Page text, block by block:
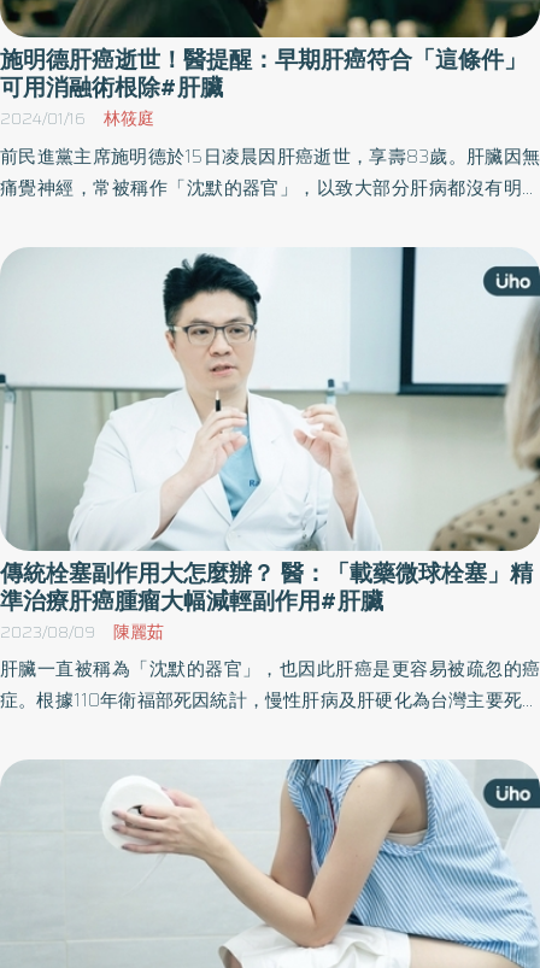
施明德肝癌逝世！醫提醒：早期肝癌符合「這條件」
可用消融術根除#肝臟
2024/01/16 林筱庭
前民進黨主席施明德於15日凌晨因肝癌逝世，享壽83歲。肝臟因無
痛覺神經，常被稱作「沈默的器官」，以致大部分肝病都沒有明顯
科主治醫師張經緯表示，早期肝癌患者可透過「消融術」進行病灶
根除治療，提供切除外的選擇。
傳統栓塞副作用大怎麼辦？ 醫：「載藥微球栓塞」精
準治療肝癌腫瘤大幅減輕副作用#肝臟
2023/08/09 陳麗茹
肝臟一直被稱為「沈默的器官」，也因此肝癌是更容易被疏忽的癌
症。根據110年衛福部死因統計，慢性肝病及肝硬化為台灣主要死因
常多元，醫師表示，對中晚期患者，以合併療法來保存患者肝臟功
能並維持生活品質，是治療上的重要方向。 肝臟由於幾乎沒有神
經，因此早期病變警訊往往只有倦怠感類似感冒的症狀，如果沒有
進一步檢查很容易被忽略而持續惡化；當已經有上腹部疼痛、腹
脹、體重減輕、下肢水腫、腹水等，多是嚴重中晚期的肝癌。肝癌
是一個漸進的過程，會從肝炎、肝硬化演變到肝癌，因此慢性B肝、
C肝、酒癮、肝癌家族史等族群一定要特別留意。 傳統肝動脈血管栓